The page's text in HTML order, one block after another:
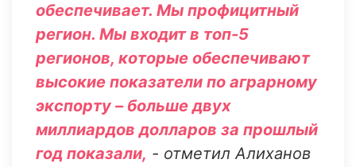
обеспечивает. Мы профицитный
регион. Мы входит в топ-5
регионов, которые обеспечивают
высокие показатели по аграрному
экспорту – больше двух
миллиардов долларов за прошлый
год показали, - отметил Алиханов